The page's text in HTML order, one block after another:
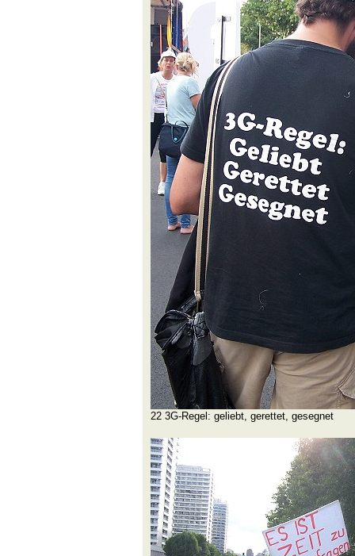
22 3G-Regel: geliebt, gerettet, gesegnet